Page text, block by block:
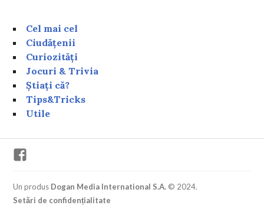
Cel mai cel
Ciudățenii
Curiozități
Jocuri & Trivia
Știați că?
Tips&Tricks
Utile
Un produs Dogan Media International S.A. © 2024.
Setări de confidențialitate